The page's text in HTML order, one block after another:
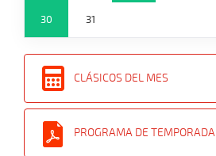
30 31
CLÁSICOS DEL MES
PROGRAMA DE TEMPORADA